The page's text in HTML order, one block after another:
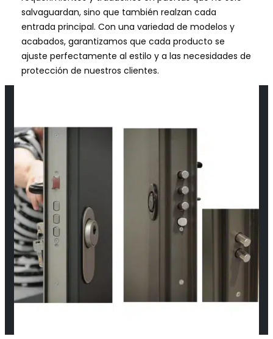
salvaguardan, sino que también realzan cada
entrada principal. Con una variedad de modelos y
acabados, garantizamos que cada producto se
ajuste perfectamente al estilo y a las necesidades de
protección de nuestros clientes.